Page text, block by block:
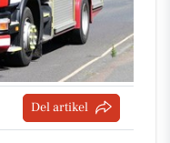
Del artikel